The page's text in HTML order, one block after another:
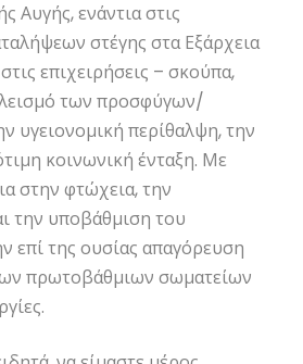
Αυγής, ενάντια στις
στέγης στα Εξάρχεια
επιχειρήσεις – σκούπα,
των προσφύγων/
υγειονομική περίθαλψη, την
κοινωνική ένταξη. Με
στην φτώχεια, την
την υποβάθμιση του
επί της ουσίας απαγόρευση
πρωτοβάθμιων σωματείων